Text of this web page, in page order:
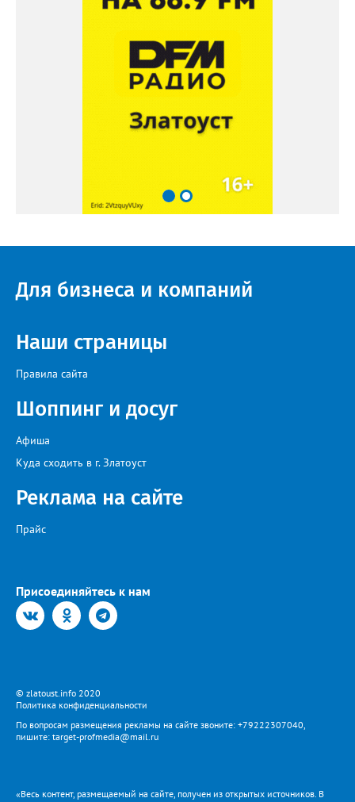
Для бизнеса и компаний
Наши страницы
Правила сайта
Шоппинг и досуг
Афиша
Куда сходить в г. Златоуст
Реклама на сайте
Прайс
Присоединяйтесь к нам
© zlatoust.info 2020
Политика конфиденциальности
По вопросам размещения рекламы на сайте звоните: +79222307040,
пишите: target-profmedia@mail.ru
«Весь контент, размещаемый на сайте, получен из открытых источников. В